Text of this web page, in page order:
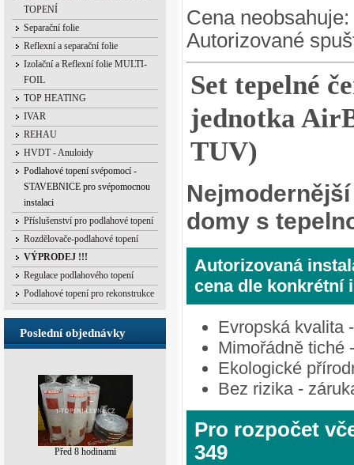
TOPENÍ
Separační folie
Reflexní a separační folie
Izolační a Reflexní folie MULTI-
FOIL
TOP HEATING
IVAR
REHAU
HVDT - Anuloidy
Podlahové topení svépomocí -
STAVEBNICE pro svépomocnou
instalaci
Příslušenství pro podlahové topení
Rozdělovače-podlahové topení
VÝPRODEJ !!!
Regulace podlahového topení
Podlahové topení pro rekonstrukce
Poslední objednávky
Před 8 hodinami
Cena
Autorizované
Set tepelné
jednotka
TUV)
domy s
Autorizovaná
cena dle konkrétní
Evropská kvalita
Mimořádně tiché
Ekologické
Bez rizika -
Pro rozpočet
349